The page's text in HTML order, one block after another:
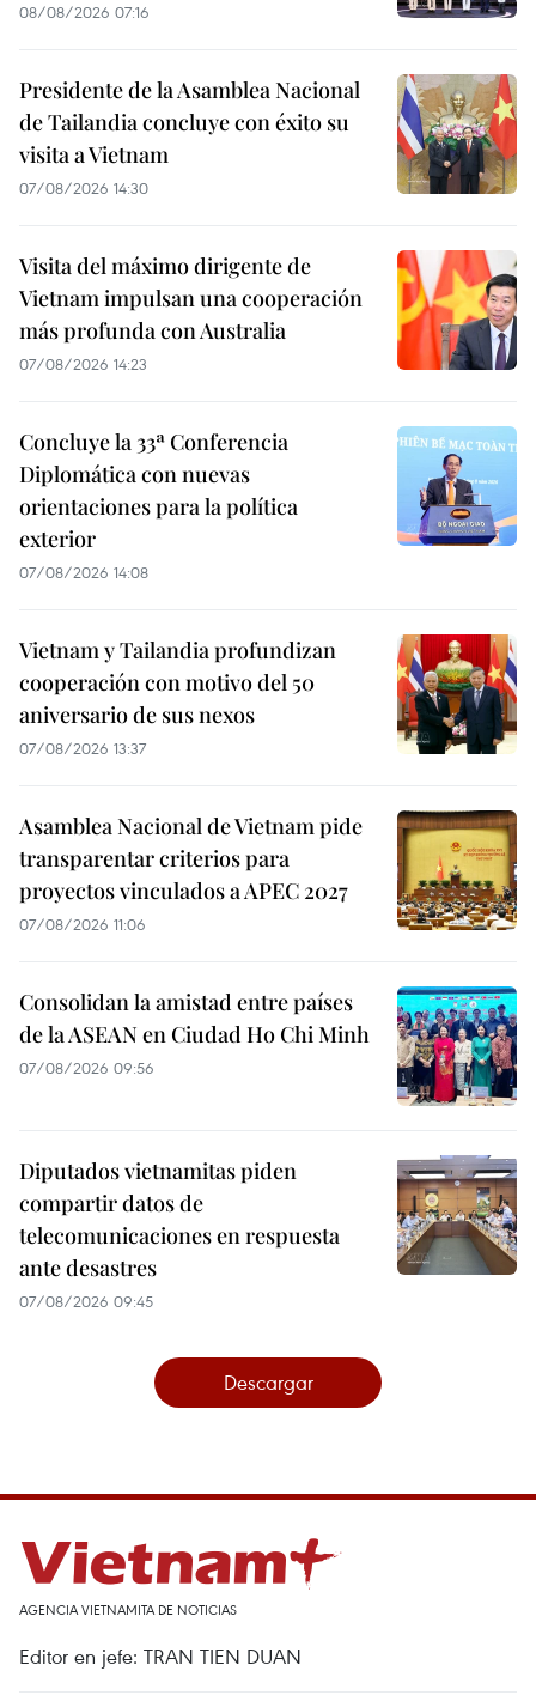
08/08/2026 07:16
Presidente de la Asamblea Nacional
de Tailandia concluye con éxito su
visita a Vietnam
07/08/2026 14:30
Visita del máximo dirigente de
Vietnam impulsan una cooperación
más profunda con Australia
07/08/2026 14:23
Concluye la 33ª Conferencia
Diplomática con nuevas
orientaciones para la política
exterior
07/08/2026 14:08
Vietnam y Tailandia profundizan
cooperación con motivo del 50
aniversario de sus nexos
07/08/2026 13:37
Asamblea Nacional de Vietnam pide
transparentar criterios para
proyectos vinculados a APEC 2027
07/08/2026 11:06
Consolidan la amistad entre países
de la ASEAN en Ciudad Ho Chi Minh
07/08/2026 09:56
Diputados vietnamitas piden
compartir datos de
telecomunicaciones en respuesta
ante desastres
07/08/2026 09:45
Descargar
AGENCIA VIETNAMITA DE NOTICIAS
Editor en jefe: TRAN TIEN DUAN